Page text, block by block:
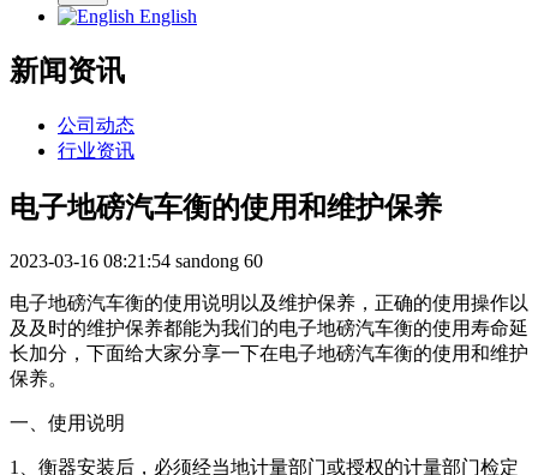
English
新闻资讯
公司动态
行业资讯
电子地磅汽车衡的使用和维护保养
2023-03-16 08:21:54 sandong 60
电子地磅汽车衡的使用说明以及维护保养，正确的使用操作以
及及时的维护保养都能为我们的电子地磅汽车衡的使用寿命延
长加分，下面给大家分享一下在电子地磅汽车衡的使用和维护
保养。
一、使用说明
1、衡器安装后，必须经当地计量部门或授权的计量部门检定